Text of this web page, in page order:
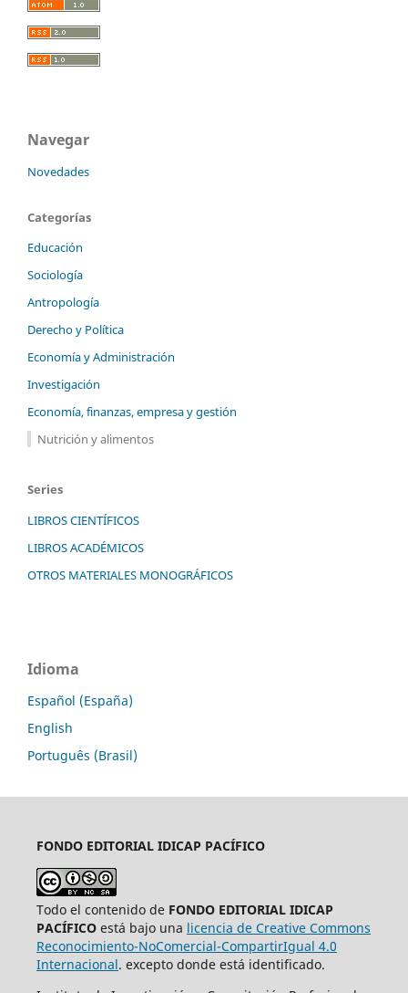
Navegar
Novedades
Categorías
Educación
Sociología
Antropología
Derecho y Política
Economía y Administración
Investigación
Economía, finanzas, empresa y gestión
Nutrición y alimentos
Series
LIBROS CIENTÍFICOS
LIBROS ACADÉMICOS
OTROS MATERIALES MONOGRÁFICOS
Idioma
Español (España)
English
Português (Brasil)
FONDO EDITORIAL IDICAP PACÍFICO
Todo el contenido de FONDO EDITORIAL IDICAP
PACÍFICO está bajo una licencia de Creative Commons
Reconocimiento-NoComercial-CompartirIgual 4.0
Internacional. excepto donde está identificado.